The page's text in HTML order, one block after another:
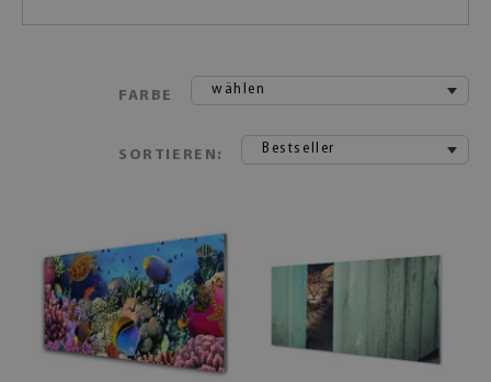
FARBE wählen
SORTIEREN: Bestseller